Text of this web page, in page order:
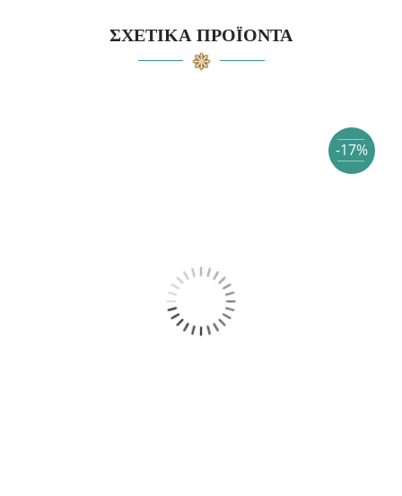
ΣΧΕΤΙΚΆ ΠΡΟΪΌΝΤΑ
-17%